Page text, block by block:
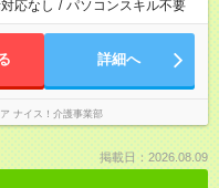
応なし / パソコンスキル不要
詳細へ
ナイス！介護事業部
掲載日：2026.08.09